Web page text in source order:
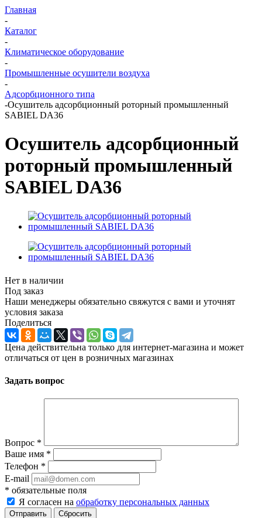
Главная
-
Каталог
-
Климатическое оборудование
-
Промышленные осушители воздуха
-
Адсорбционного типа
-Осушитель адсорбционный роторный промышленный
SABIEL DA36
Осушитель адсорбционный
роторный промышленный
SABIEL DA36
Нет в наличии
Под заказ
Наши менеджеры обязательно свяжутся с вами и уточнят
условия заказа
Поделиться
Цена действительна только для интернет-магазина и может
отличаться от цен в розничных магазинах
Задать вопрос
Вопрос *
Ваше имя *
Телефон *
E-mail
* обязательные поля
Я согласен на обработку персональных данных
Отправить Сбросить